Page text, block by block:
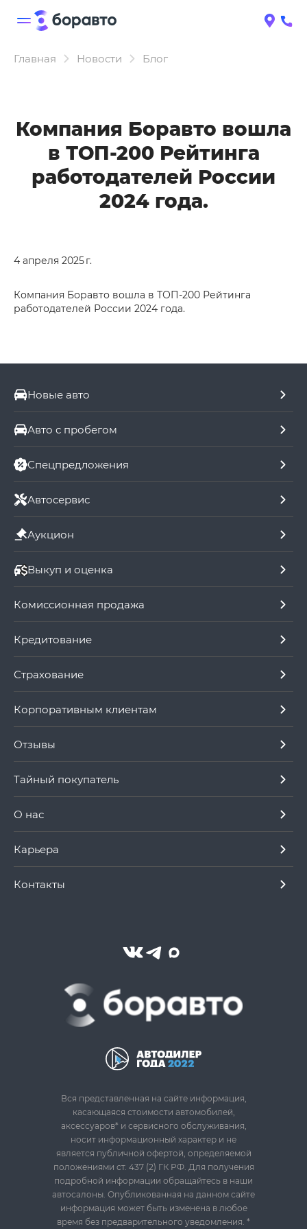
Главная Новости Блог
Компания Боравто вошла
в ТОП-200 Рейтинга
работодателей России
2024 года.
4 апреля 2025 г.
Компания Боравто вошла в ТОП-200 Рейтинга
работодателей России 2024 года.
Новые авто
Авто с пробегом
Спецпредложения
Автосервис
Аукцион
Выкуп и оценка
Комиссионная продажа
Кредитование
Страхование
Корпоративным клиентам
Отзывы
Тайный покупатель
О нас
Карьера
Контакты
Вся представленная на сайте информация,
касающаяся стоимости автомобилей,
аксессуаров* и сервисного обслуживания,
носит информационный характер и не
является публичной офертой, определяемой
положениями ст. 437 (2) ГК РФ. Для получения
подробной информации обращайтесь в наши
автосалоны. Опубликованная на данном сайте
информация может быть изменена в любое
время без предварительного уведомления. *